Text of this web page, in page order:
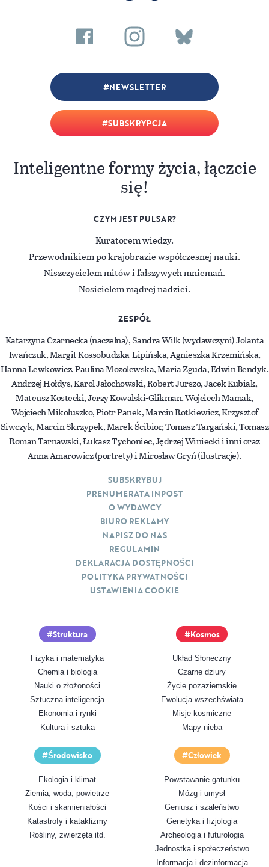
SUBSKRYPCJA
NEWSLETTER
Inteligentne formy życia, łączcie
się!
CZYM JEST PULSAR?
Kuratorem wiedzy.
Przewodnikiem po krajobrazie współczesnej nauki.
Niszczycielem mitów i fałszywych mniemań.
Nosicielem mądrej nadziei.
ZESPÓŁ
Katarzyna Czarnecka (naczelna), Sandra Wilk (wydawczyni) Jolanta
Iwańczuk, Margit Kossobudzka-Lipińska, Agnieszka Krzemińska,
Hanna Lewkowicz, Paulina Mozolewska, Maria Zguda, Edwin Bendyk.
Andrzej Hołdys, Karol Jałochowski, Robert Jurszo, Jacek Kubiak,
Mateusz Kostecki, Jerzy Kowalski-Glikman, Wojciech Mamak,
Wojciech Mikołuszko, Piotr Panek, Marcin Rotkiewicz, Krzysztof
Siwczyk, Marcin Skrzypek, Marek Ścibior, Tomasz Targański, Tomasz
Roman Tarnawski, Łukasz Tychoniec, Jędrzej Winiecki i inni oraz
Anna Amarowicz (portrety) i Mirosław Gryń (ilustracje).
Struktura
Fizyka i matematyka
Chemia i biologia
Nauki o złożoności
Sztuczna inteligencja
Ekonomia i rynki
Kultura i sztuka
Kosmos
Układ Słoneczny
Czarne dziury
Życie pozaziemskie
Ewolucja wszechświata
Misje kosmiczne
Mapy nieba
Środowisko
Ekologia i klimat
Ziemia, woda, powietrze
Kości i skamieniałości
Katastrofy i kataklizmy
Rośliny, zwierzęta itd.
Człowiek
Powstawanie gatunku
Mózg i umysł
Geniusz i szaleństwo
Genetyka i fizjologia
Archeologia i futurologia
Jednostka i społeczeństwo
Informacja i dezinformacja
SUBSKRYBUJ
PRENUMERATA INPOST
O WYDAWCY
BIURO REKLAMY
NAPISZ DO NAS
REGULAMIN
DEKLARACJA DOSTĘPNOŚCI
POLITYKA PRYWATNOŚCI
USTAWIENIA COOKIE